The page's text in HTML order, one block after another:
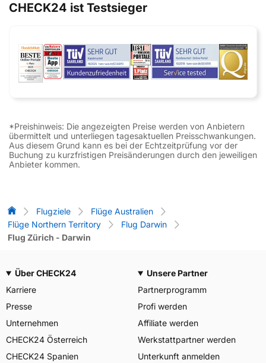
CHECK24 ist Testsieger
*Preishinweis: Die angezeigten Preise werden von Anbietern
übermittelt und unterliegen tagesaktuellen Preisschwankungen.
Aus diesem Grund kann es bei der Echtzeitprüfung vor der
Buchung zu kurzfristigen Preisänderungen durch den jeweiligen
Anbieter kommen.
Flug-Vergleich
Flugziele
Flüge Australien
Flüge Northern Territory
Flug Darwin
Flug Zürich - Darwin
Über CHECK24
Karriere
Presse
Unternehmen
CHECK24 Österreich
CHECK24 Spanien
Unsere Partner
Partnerprogramm
Profi werden
Affiliate werden
Werkstattpartner werden
Unterkunft anmelden